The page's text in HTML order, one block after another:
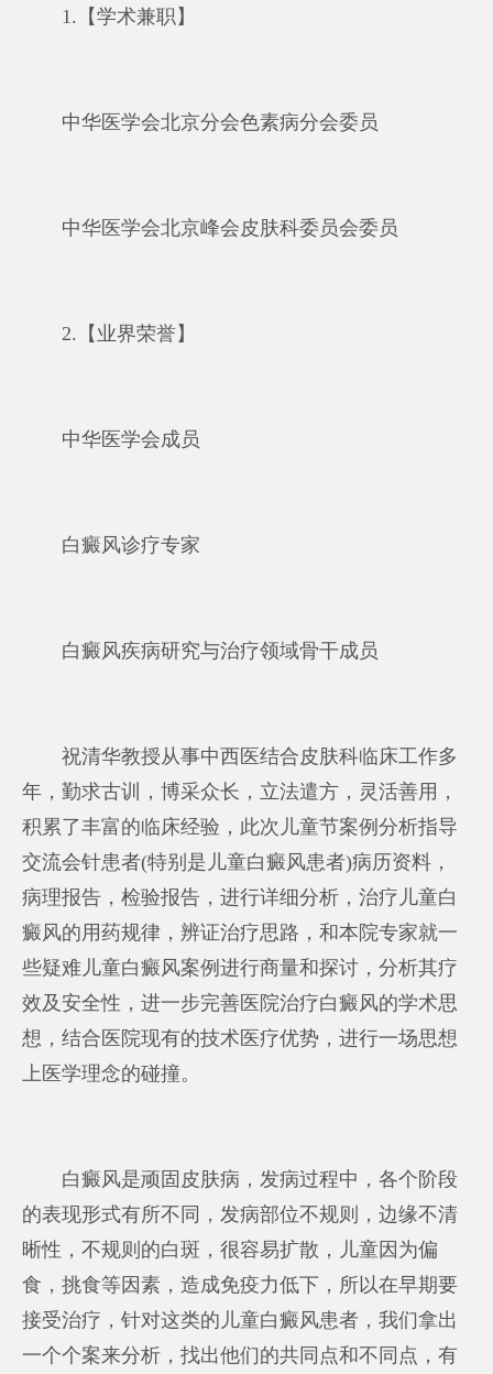
1.【学术兼职】
中华医学会北京分会色素病分会委员
中华医学会北京峰会皮肤科委员会委员
2.【业界荣誉】
中华医学会成员
白癜风诊疗专家
白癜风疾病研究与治疗领域骨干成员
祝清华教授从事中西医结合皮肤科临床工作多
年，勤求古训，博采众长，立法遣方，灵活善用，
积累了丰富的临床经验，此次儿童节案例分析指导
交流会针患者(特别是儿童白癜风患者)病历资料，
病理报告，检验报告，进行详细分析，治疗儿童白
癜风的用药规律，辨证治疗思路，和本院专家就一
些疑难儿童白癜风案例进行商量和探讨，分析其疗
效及安全性，进一步完善医院治疗白癜风的学术思
想，结合医院现有的技术医疗优势，进行一场思想
上医学理念的碰撞。
白癜风是顽固皮肤病，发病过程中，各个阶段
的表现形式有所不同，发病部位不规则，边缘不清
晰性，不规则的白斑，很容易扩散，儿童因为偏
食，挑食等因素，造成免疫力低下，所以在早期要
接受治疗，针对这类的儿童白癜风患者，我们拿出
一个个案来分析，找出他们的共同点和不同点，有